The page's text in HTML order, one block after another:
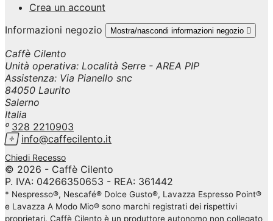
Crea un account
Informazioni negozio
Mostra/nascondi informazioni negozio 
Caffè Cilento
Unità operativa: Località Serre - AREA PIP
Assistenza: Via Pianello snc
84050 Laurito
Salerno
Italia
 328 2210903
 info@caffecilento.it
Chiedi Recesso
© 2026 - Caffè Cilento
P. IVA: 04266350653 - REA: 361442
* Nespresso®, Nescafé® Dolce Gusto®, Lavazza Espresso Point®
e Lavazza A Modo Mio® sono marchi registrati dei rispettivi
proprietari. Caffè Cilento è un produttore autonomo non collegato